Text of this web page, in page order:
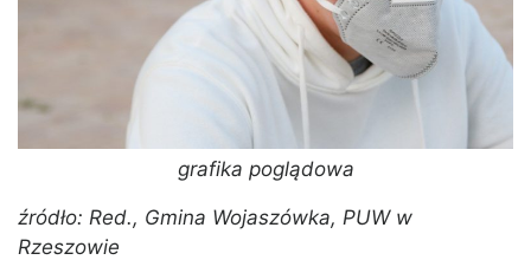
grafika poglądowa
źródło: Red., Gmina Wojaszówka, PUW w
Rzeszowie